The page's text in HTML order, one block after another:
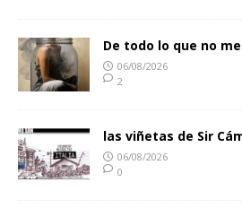
De todo lo que no
06/08/2026
2
las viñetas de Sir
06/08/2026
0